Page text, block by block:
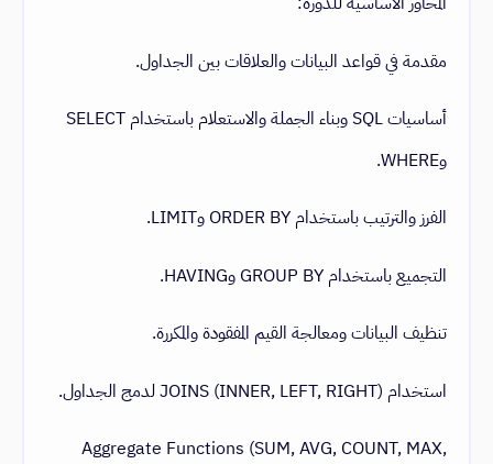
مقدمة في قواعد البيانات والعلاقات بين الجداول.
أساسيات SQL وبناء الجملة والاستعلام باستخدام SELECT
وWHERE.
الفرز والترتيب باستخدام ORDER BY وLIMIT.
التجميع باستخدام GROUP BY وHAVING.
تنظيف البيانات ومعالجة القيم المفقودة والمكررة.
استخدام JOINS (INNER, LEFT, RIGHT) لدمج الجداول.
Aggregate Functions (SUM, AVG, COUNT, MAX,